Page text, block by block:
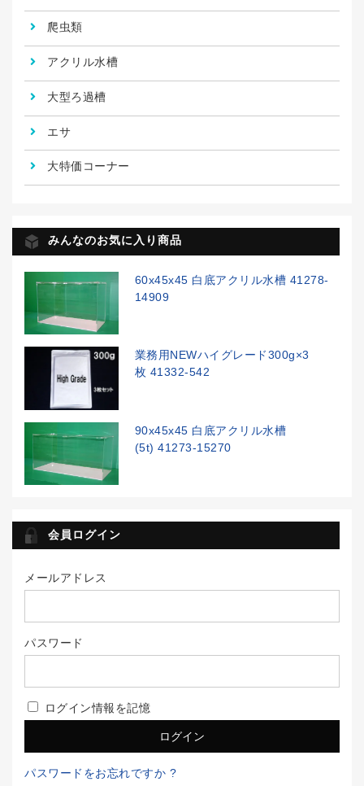
爬虫類
アクリル水槽
大型ろ過槽
エサ
大特価コーナー
みんなのお気に入り商品
60x45x45 白底アクリル水槽 41278-
14909
業務用NEWハイグレード300g×3
枚 41332-542
90x45x45 白底アクリル水槽
(5t) 41273-15270
会員ログイン
メールアドレス
パスワード
ログイン情報を記憶
パスワードをお忘れですか ?